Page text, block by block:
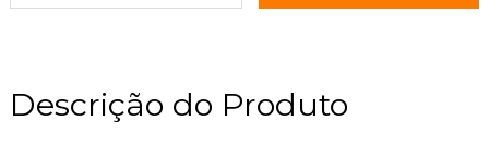
Descrição do Produto